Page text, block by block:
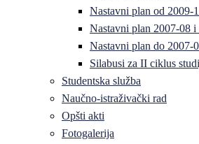
Nastavni plan od 2009-
Nastavni plan 2007-08 i
Nastavni plan do 2007-
Silabusi za II ciklus
Studentska služba
Naučno-istraživački rad
Opšti akti
Fotogalerija